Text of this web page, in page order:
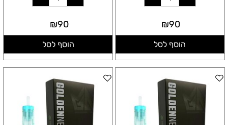
₪90
הוסף לסל
₪90
הוסף לסל